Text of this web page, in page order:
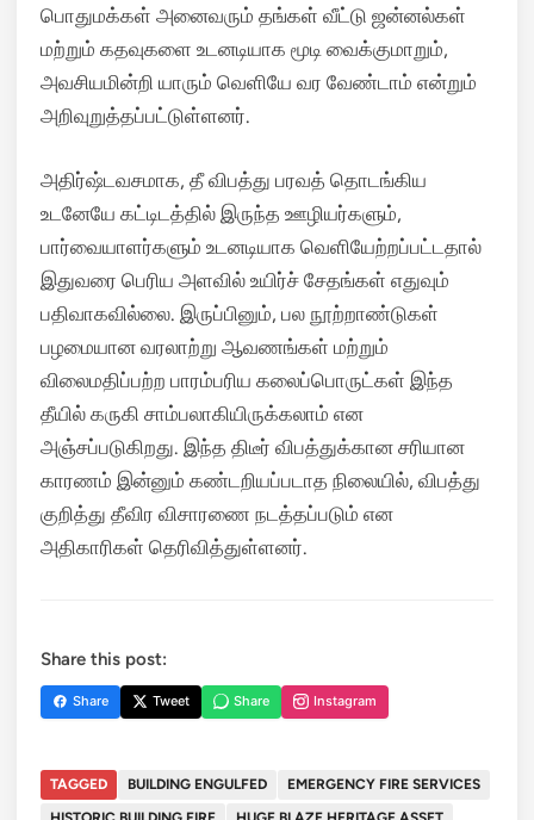
பொதுமக்கள் அனைவரும் தங்கள் வீட்டு ஜன்னல்கள்
மற்றும் கதவுகளை உடனடியாக மூடி வைக்குமாறும்,
அவசியமின்றி யாரும் வெளியே வர வேண்டாம் என்றும்
அறிவுறுத்தப்பட்டுள்ளனர்.
அதிர்ஷ்டவசமாக, தீ விபத்து பரவத் தொடங்கிய
உடனேயே கட்டிடத்தில் இருந்த ஊழியர்களும்,
பார்வையாளர்களும் உடனடியாக வெளியேற்றப்பட்டதால்
இதுவரை பெரிய அளவில் உயிர்ச் சேதங்கள் எதுவும்
பதிவாகவில்லை. இருப்பினும், பல நூற்றாண்டுகள்
பழமையான வரலாற்று ஆவணங்கள் மற்றும்
விலைமதிப்பற்ற பாரம்பரிய கலைப்பொருட்கள் இந்த
தீயில் கருகி சாம்பலாகியிருக்கலாம் என
அஞ்சப்படுகிறது. இந்த திடீர் விபத்துக்கான சரியான
காரணம் இன்னும் கண்டறியப்படாத நிலையில், விபத்து
குறித்து தீவிர விசாரணை நடத்தப்படும் என
அதிகாரிகள் தெரிவித்துள்ளனர்.
Share this post:
Share Tweet Share Instagram
TAGGED BUILDING ENGULFED
EMERGENCY FIRE SERVICES